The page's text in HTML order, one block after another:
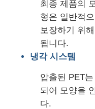
쌍 나사 추출 선
다층 시트 공압출 라
플라니어 생산 라인
최종 제품의
형은 일반적
보장하기 위
됩니다.
냉각 시스템
압출된 PET
되어 모양을
다.